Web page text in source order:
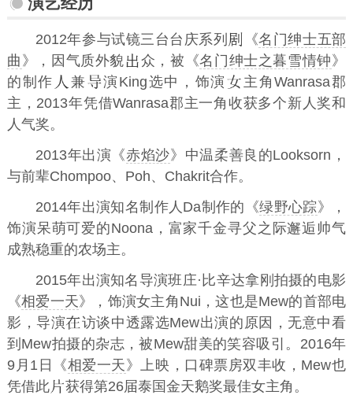
2012年参与试镜三台台庆系列 《名门绅士五部
曲 》，因气质外貌 众，被《名门绅士之暮雪情钟 》
的制作
兼 演King选中，饰演
主角Wanrasa郡
主，2013年凭借Wanrasa郡主一角收获多个新人奖和
人气奖。
2013年出演《赤焰沙》中温柔善良的Looksorn，
与前辈Chompoo、Poh、Chakrit合作。
2014年出演知名制作人Da制作的《绿野心踪 》，
饰演呆萌可爱的Noona，富家千金寻父之际邂逅帅气
成熟稳重的农场主。
2015年出演知名导演班庄·比辛达拿刚拍摄的电影
《相爱一天》，饰演女主角Nui，这也是Mew的首部电
影，导演
访谈中透露选Mew出演的原因，无意中看
到Mew拍摄的杂志，被Mew甜美的笑容吸引。2016年
9月1日《相爱一天 》上映，口碑票房双丰收，Mew也
凭借此
获得第26届泰国金天鹅奖最佳女主角。